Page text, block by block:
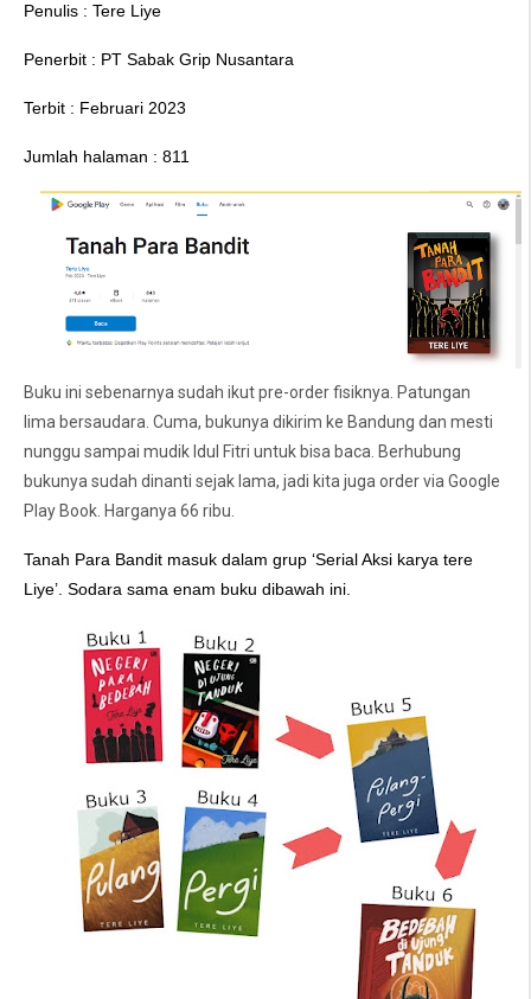
Penulis : Tere Liye
Penerbit : PT Sabak Grip Nusantara
Terbit : Februari 2023
Jumlah halaman : 811
Buku ini sebenarnya sudah ikut pre-order fisiknya. Patungan
lima bersaudara. Cuma, bukunya dikirim ke Bandung dan mesti
nunggu sampai mudik Idul Fitri untuk bisa baca. Berhubung
bukunya sudah dinanti sejak lama, jadi kita juga order via Google
Play Book. Harganya 66 ribu.
Tanah Para Bandit masuk dalam grup ‘Serial Aksi karya tere
Liye’. Sodara sama enam buku dibawah ini.